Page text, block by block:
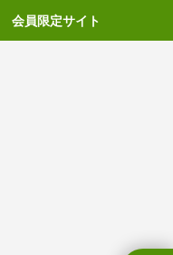
会員限定サイト